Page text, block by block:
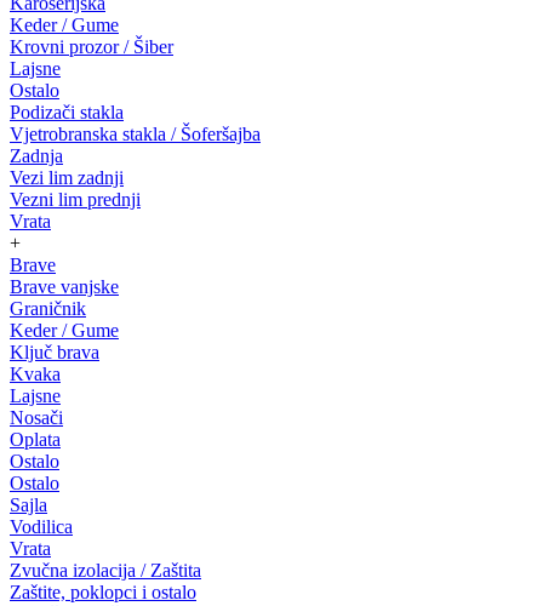
Keder / Gume
Krovni prozor / Šiber
Lajsne
Ostalo
Podizači stakla
Vjetrobranska stakla / Šoferšajba
Zadnja
Vezi lim zadnji
Vezni lim prednji
Vrata
+
Brave
Brave vanjske
Graničnik
Keder / Gume
Ključ brava
Kvaka
Lajsne
Nosači
Oplata
Ostalo
Ostalo
Sajla
Vodilica
Vrata
Zvučna izolacija / Zaštita
Zaštite, poklopci i ostalo